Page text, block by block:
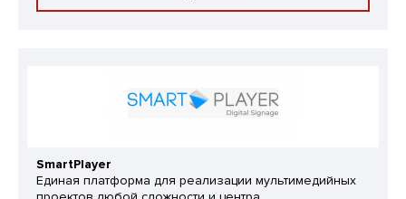
SmartPlayer
Единая платформа для реализации мультимедийных